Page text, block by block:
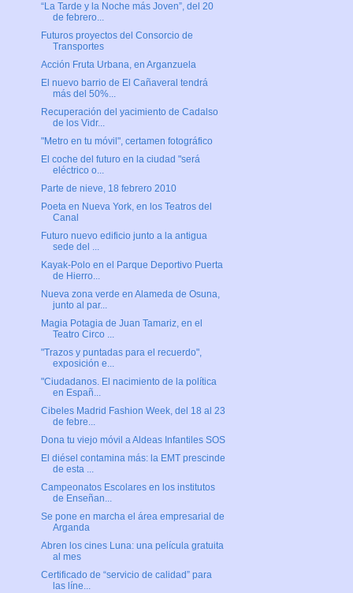
“La Tarde y la Noche más Joven”, del 20
de febrero...
Futuros proyectos del Consorcio de
Transportes
Acción Fruta Urbana, en Arganzuela
El nuevo barrio de El Cañaveral tendrá
más del 50%...
Recuperación del yacimiento de Cadalso
de los Vidr...
"Metro en tu móvil", certamen fotográfico
El coche del futuro en la ciudad "será
eléctrico o...
Parte de nieve, 18 febrero 2010
Poeta en Nueva York, en los Teatros del
Canal
Futuro nuevo edificio junto a la antigua
sede del ...
Kayak-Polo en el Parque Deportivo Puerta
de Hierro...
Nueva zona verde en Alameda de Osuna,
junto al par...
Magia Potagia de Juan Tamariz, en el
Teatro Circo ...
"Trazos y puntadas para el recuerdo",
exposición e...
"Ciudadanos. El nacimiento de la política
en Españ...
Cibeles Madrid Fashion Week, del 18 al 23
de febre...
Dona tu viejo móvil a Aldeas Infantiles SOS
El diésel contamina más: la EMT prescinde
de esta ...
Campeonatos Escolares en los institutos
de Enseñan...
Se pone en marcha el área empresarial de
Arganda
Abren los cines Luna: una película gratuita
al mes
Certificado de “servicio de calidad” para
las líne...